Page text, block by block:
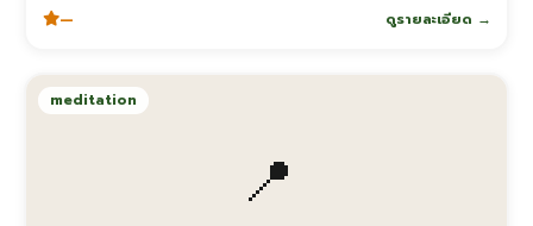
— ดูรายละเอียด →
📍
meditation